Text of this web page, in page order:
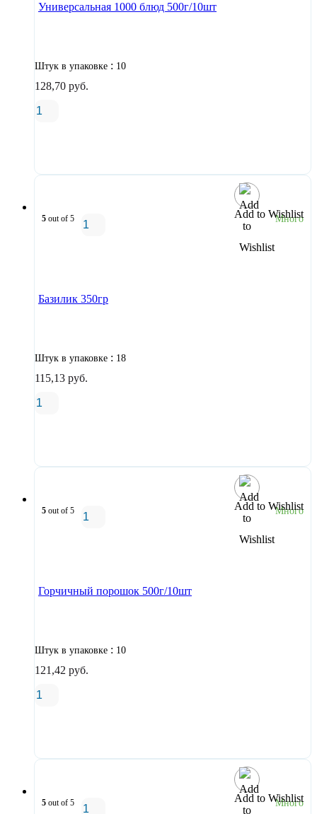
Универсальная 1000 блюд 500г/10шт
Штук в упаковке : 10
128,70 руб.
Add to Wishlist
5 out of 5 Много
Базилик 350гр
Штук в упаковке : 18
115,13 руб.
Add to Wishlist
5 out of 5 Много
Горчичный порошок 500г/10шт
Штук в упаковке : 10
121,42 руб.
Add to Wishlist
5 out of 5 Много